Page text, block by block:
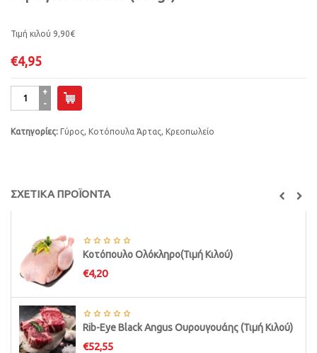
ΣΧΕΤΙΚΑ ΠΡΟΪΟΝΤΑ
Κοτόπουλο Ολόκληρο(Τιμή Κιλού)
€4,20
Rib-Eye Black Angus Ουρουγουάης (Τιμή Κιλού)
€52,55
Τιμή κιλού 9,90€
€4,95
Κοτόπουλο
ποσότητα
Κατηγορίες: Γύρος, Κοτόπουλα Άρτας, Κρεοπωλείο